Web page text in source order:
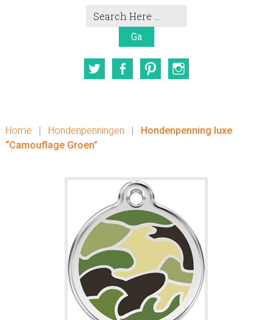
Search
Here
TwitterFacebookPinterest
Home | Hondenpenningen |
Hondenpenning luxe
“Camouflage Groen”